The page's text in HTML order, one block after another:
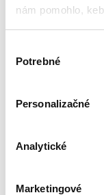
nám pomohlo,
súhlasu
Potrebné
Personalizačné
Analytické
Marketingové